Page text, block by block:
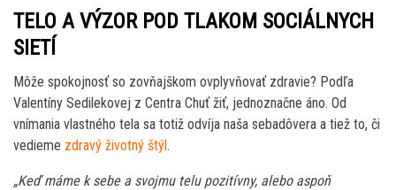
TELO A VÝZOR POD TLAKOM SOCIÁLNYCH
SIETÍ
Môže spokojnosť so zovňajškom ovplyvňovať zdravie? Podľa
Valentíny Sedilekovej z Centra Chuť žiť, jednoznačne áno. Od
vnímania vlastného tela sa totiž odvíja naša sebadôvera a tiež to, či
vedieme zdravý životný štýl.
„Keď máme k sebe a svojmu telu pozitívny, alebo aspoň